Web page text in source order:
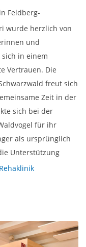
in Feldberg-
wurde herzlich von
und
in einem
Vertrauen. Die
freut sich
Zeit in der
sich bei der
für ihr
als ursprünglich
Unterstützung
Rehaklinik